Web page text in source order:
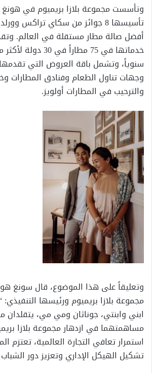
وتأسست مجموعة بلازا بريميوم في
تأسيسها 8 جوائز من سكاي تراكس
أفضل صالة مطار مستقلة في العالم.
سنوياً، وتشمل باقة العروض التي
وجهات تناول الطعام وفنادق المطارات
والترحيب في المطارات أولويز.
وتعليقاً على هذا الموضوع، قال
مجموعة بلازا بريميوم ورئيسها
ابني وابنتي، جوناثان ومي مي، يتقلدان
مساهمتهما في ازدهار مجموعة بلازا
استمرار تعافي التجارة العالمية، تعتزم
تشكيل الهيكل الإداري وتعزيز دور